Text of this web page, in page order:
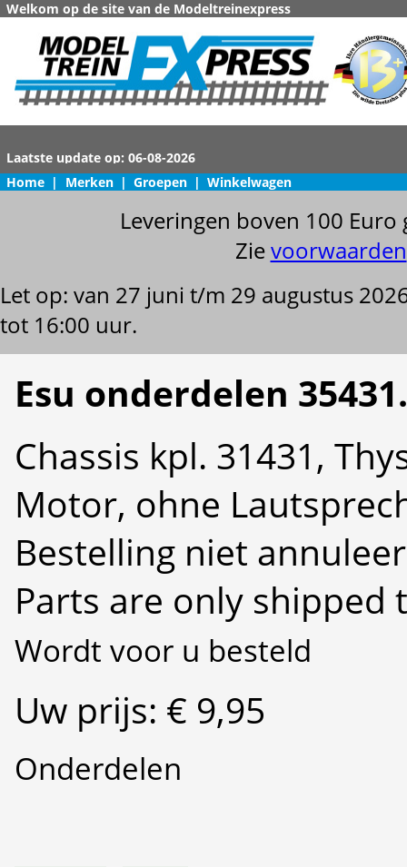
Welkom op de site van de Modeltreinexpress
Home | Merken | Groepen | Winkelwagen
Leveringen boven 100
Zievoorwaarden
Let op: van 27 juni t/m 29 augustus
tot 16:00 uur.
Esu onderdelen
Chassis kpl. 31431,
Motor, ohne
Bestelling niet
Parts are only shipped
Wordt voor u besteld
Uw prijs: € 9,95
Onderdelen